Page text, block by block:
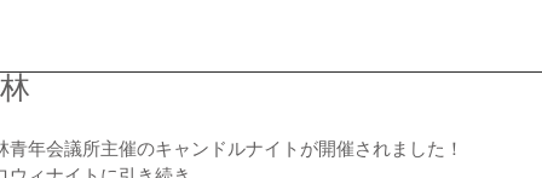
年会議所主催のキャンドルナイトが開催されました！